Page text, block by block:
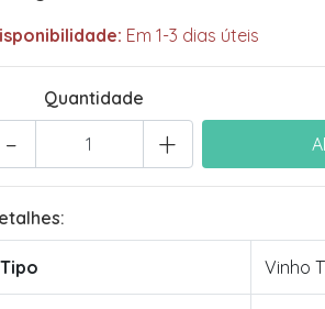
Em 1-3 dias úteis
Quantidade
+
-
Tipo Vinho